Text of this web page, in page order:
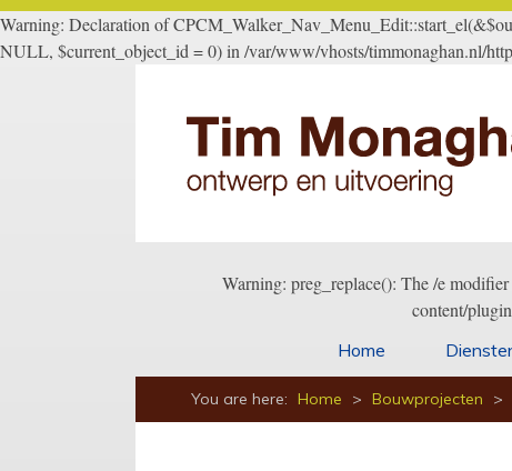
Warning: Declaration of
NULL, $current_object_id = 0) in /var/www/vhosts/timmonaghan.nl/
Warning: preg_replace(): The /e
content/
Home
You are here: Home > Bouwprojecten >